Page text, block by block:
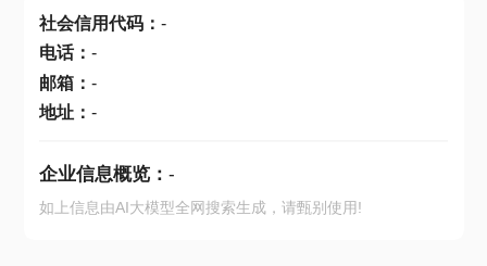
社会信用代码： -
电话： -
邮箱： -
地址： -
企业信息概览： -
如上信息由AI大模型全网搜索生成，请甄别使用!